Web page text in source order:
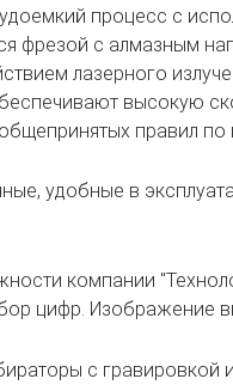
процесс с
фрезой с алмазным
лазерного
высокую
правил
удобные в
компании
цифр. Изображение
с гравировкой